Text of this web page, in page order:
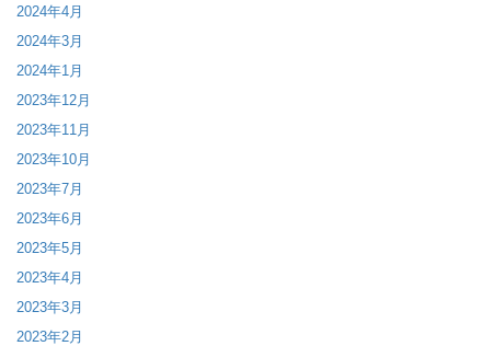
2024年4月
2024年3月
2024年1月
2023年12月
2023年11月
2023年10月
2023年7月
2023年6月
2023年5月
2023年4月
2023年3月
2023年2月